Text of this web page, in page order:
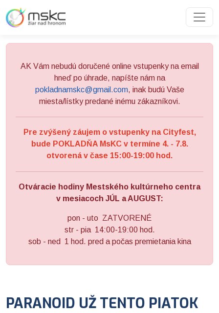
AK Vám nebudú doručené online vstupenky na email
hneď po úhrade, napíšte nám na
pokladnamskc@gmail.com, inak budú Vaše
miesta/lístky predané inému zákazníkovi.
Pre zvýšený záujem o vstupenky na Cityfest,
bude POKLADŇA MsKC v termíne 4. - 7.8.
otvorená v čase 15:00-19:00 hod.
Otváracie hodiny Mestského kultúrneho centra
v mesiacoch JÚL a AUGUST:
pon - uto ZATVORENÉ
str - pia 14:00-19:00 hod.
sob - ned 1 hod. pred a počas premietania kina
PARANOID UŽ TENTO PIATOK